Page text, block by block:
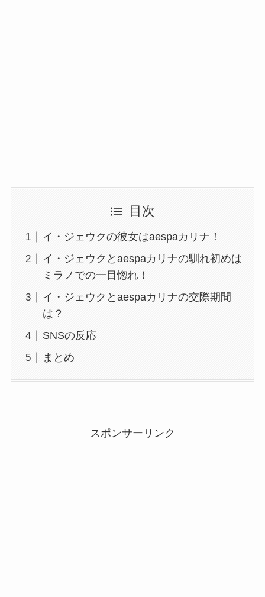
目次
イ・ジェウクの彼女はaespaカリナ！
イ・ジェウクとaespaカリナの馴れ初めは
ミラノでの一目惚れ！
イ・ジェウクとaespaカリナの交際期間
は？
SNSの反応
まとめ
スポンサーリンク